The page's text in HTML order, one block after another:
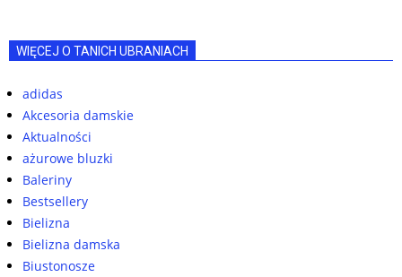
WIĘCEJ O TANICH UBRANIACH
adidas
Akcesoria damskie
Aktualności
ażurowe bluzki
Baleriny
Bestsellery
Bielizna
Bielizna damska
Biustonosze